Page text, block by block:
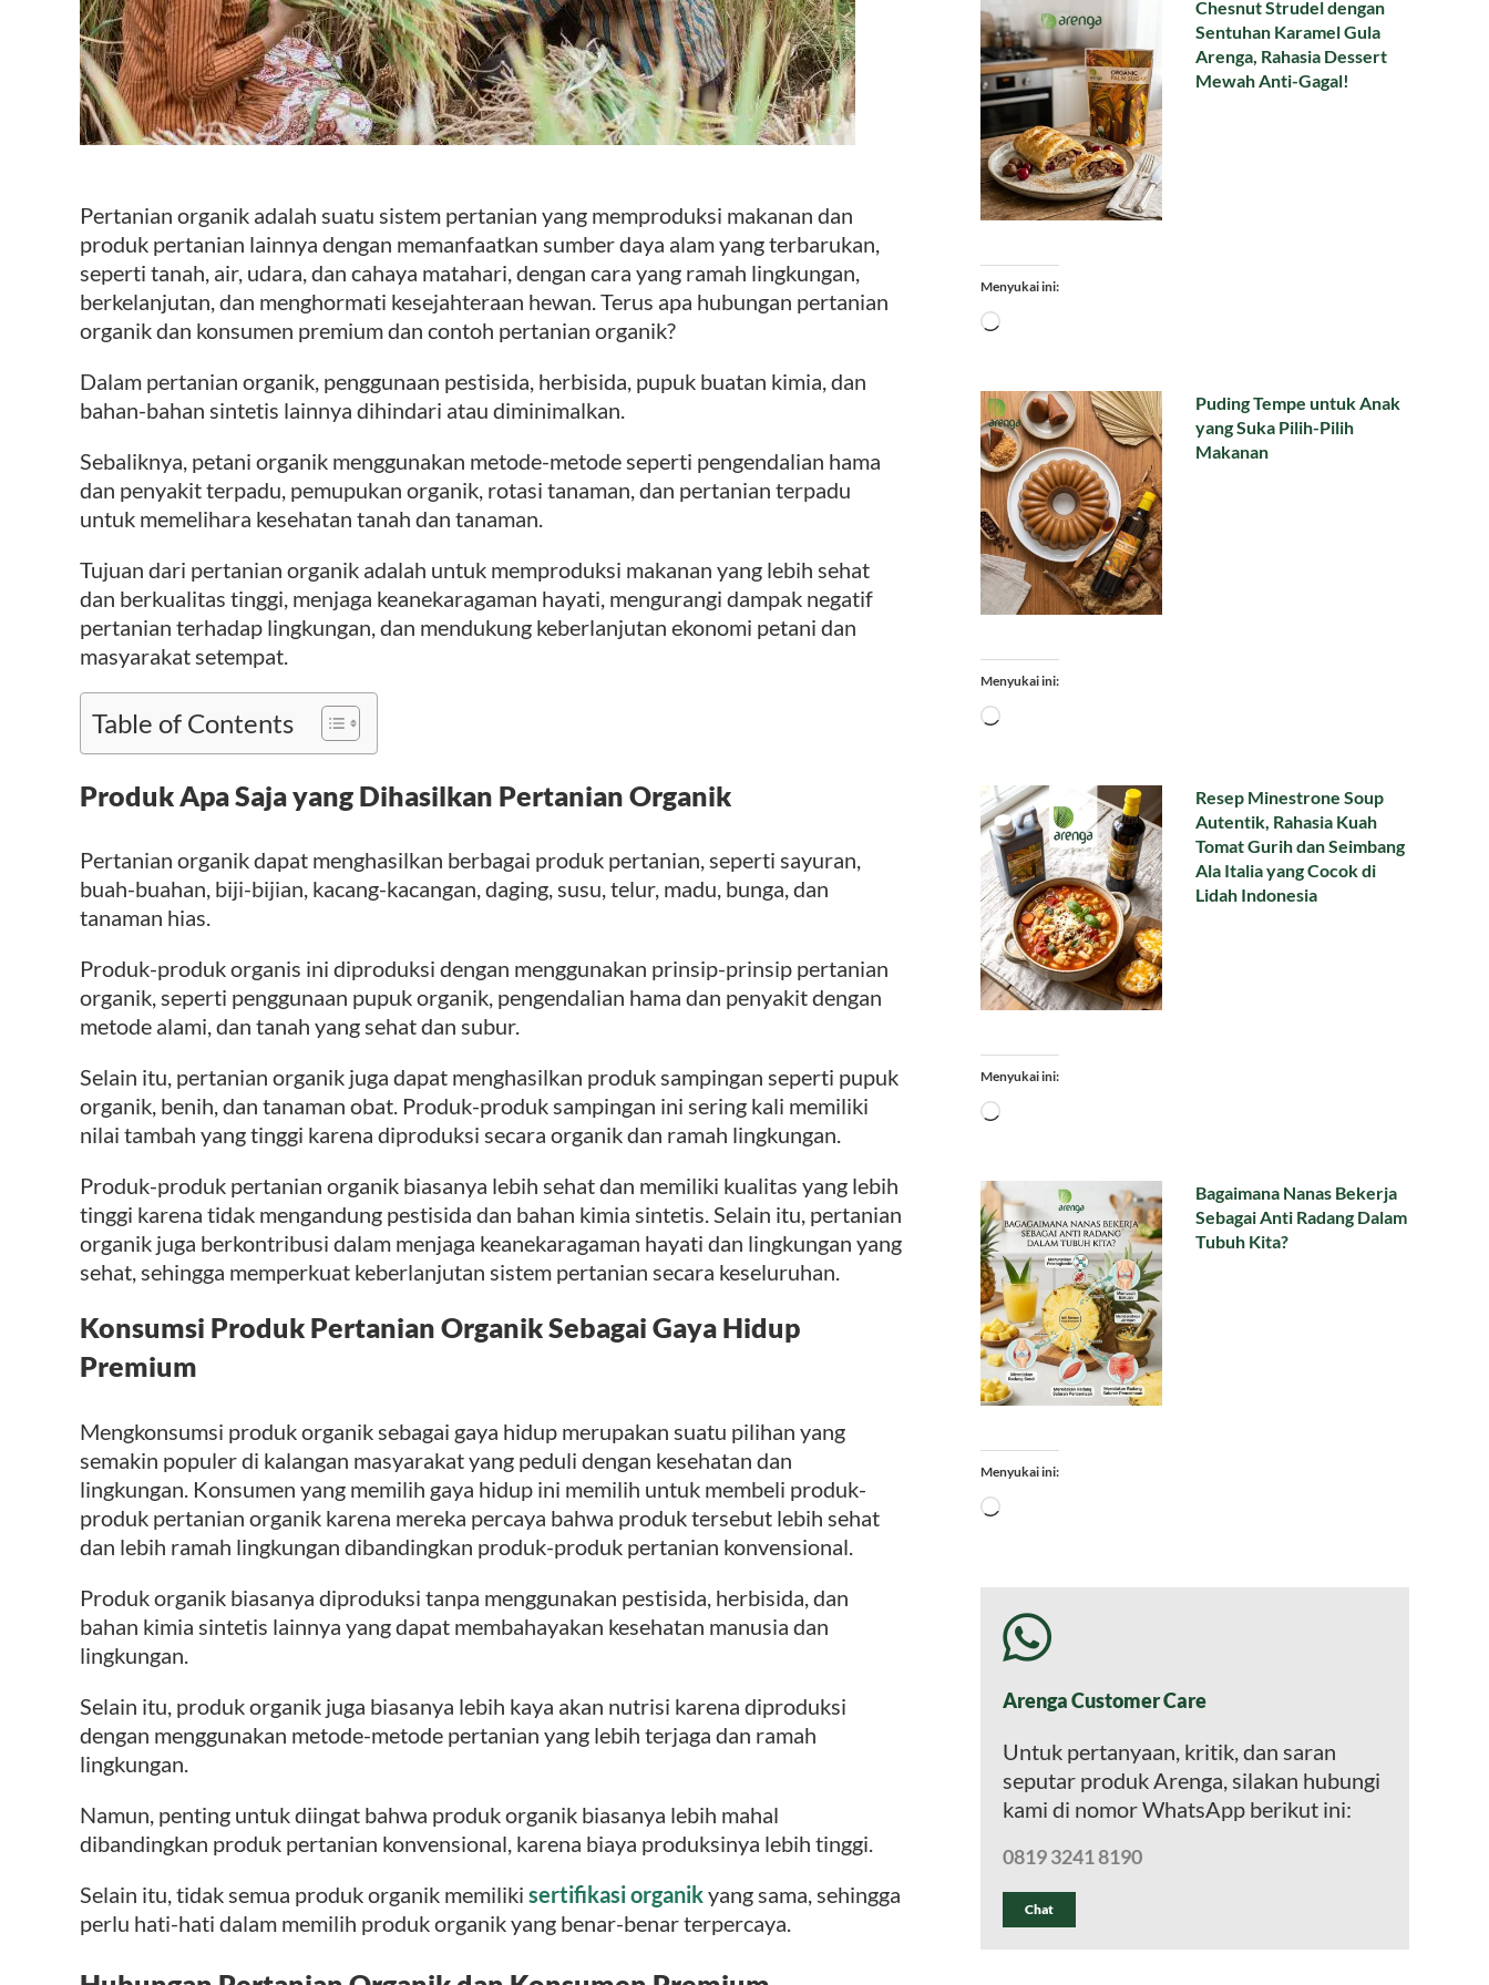
Pertanian organik adalah suatu sistem pertanian yang memproduksi makanan dan
produk pertanian lainnya dengan memanfaatkan sumber daya alam yang terbarukan,
seperti tanah, air, udara, dan cahaya matahari, dengan cara yang ramah lingkungan,
berkelanjutan, dan menghormati kesejahteraan hewan. Terus apa hubungan pertanian
organik dan konsumen premium dan contoh pertanian organik?
Dalam pertanian organik, penggunaan pestisida, herbisida, pupuk buatan kimia, dan
bahan-bahan sintetis lainnya dihindari atau diminimalkan.
Sebaliknya, petani organik menggunakan metode-metode seperti pengendalian hama
dan penyakit terpadu, pemupukan organik, rotasi tanaman, dan pertanian terpadu
untuk memelihara kesehatan tanah dan tanaman.
Tujuan dari pertanian organik adalah untuk memproduksi makanan yang lebih sehat
dan berkualitas tinggi, menjaga keanekaragaman hayati, mengurangi dampak negatif
pertanian terhadap lingkungan, dan mendukung keberlanjutan ekonomi petani dan
masyarakat setempat.
Table of Contents
Produk Apa Saja yang Dihasilkan Pertanian Organik
Pertanian organik dapat menghasilkan berbagai produk pertanian, seperti sayuran,
buah-buahan, biji-bijian, kacang-kacangan, daging, susu, telur, madu, bunga, dan
tanaman hias.
Produk-produk organis ini diproduksi dengan menggunakan prinsip-prinsip pertanian
organik, seperti penggunaan pupuk organik, pengendalian hama dan penyakit dengan
metode alami, dan tanah yang sehat dan subur.
Selain itu, pertanian organik juga dapat menghasilkan produk sampingan seperti pupuk
organik, benih, dan tanaman obat. Produk-produk sampingan ini sering kali memiliki
nilai tambah yang tinggi karena diproduksi secara organik dan ramah lingkungan.
Produk-produk pertanian organik biasanya lebih sehat dan memiliki kualitas yang lebih
tinggi karena tidak mengandung pestisida dan bahan kimia sintetis. Selain itu, pertanian
organik juga berkontribusi dalam menjaga keanekaragaman hayati dan lingkungan yang
sehat, sehingga memperkuat keberlanjutan sistem pertanian secara keseluruhan.
Konsumsi Produk Pertanian Organik Sebagai Gaya Hidup
Premium
Mengkonsumsi produk organik sebagai gaya hidup merupakan suatu pilihan yang
semakin populer di kalangan masyarakat yang peduli dengan kesehatan dan
lingkungan. Konsumen yang memilih gaya hidup ini memilih untuk membeli produk-
produk pertanian organik karena mereka percaya bahwa produk tersebut lebih sehat
dan lebih ramah lingkungan dibandingkan produk-produk pertanian konvensional.
Produk organik biasanya diproduksi tanpa menggunakan pestisida, herbisida, dan
bahan kimia sintetis lainnya yang dapat membahayakan kesehatan manusia dan
lingkungan.
Selain itu, produk organik juga biasanya lebih kaya akan nutrisi karena diproduksi
dengan menggunakan metode-metode pertanian yang lebih terjaga dan ramah
lingkungan.
Namun, penting untuk diingat bahwa produk organik biasanya lebih mahal
dibandingkan produk pertanian konvensional, karena biaya produksinya lebih tinggi.
Selain itu, tidak semua produk organik memiliki sertifikasi organikyang sama, sehingga
perlu hati-hati dalam memilih produk organik yang benar-benar terpercaya.
Chesnut Strudel dengan
Sentuhan Karamel Gula
Arenga, Rahasia Dessert
Mewah Anti-Gagal!
Menyukai ini:
Memuat...
Puding Tempe untuk Anak
yang Suka Pilih-Pilih
Makanan
Menyukai ini:
Memuat...
Resep Minestrone Soup
Autentik, Rahasia Kuah
Tomat Gurih dan Seimbang
Ala Italia yang Cocok di
Lidah Indonesia
Menyukai ini:
Memuat...
Bagaimana Nanas Bekerja
Sebagai Anti Radang Dalam
Tubuh Kita?
Menyukai ini:
Memuat...
Arenga Customer Care
Untuk pertanyaan, kritik, dan saran
seputar produk Arenga, silakan hubungi
kami di nomor WhatsApp berikut ini:
0819 3241 8190
Chat